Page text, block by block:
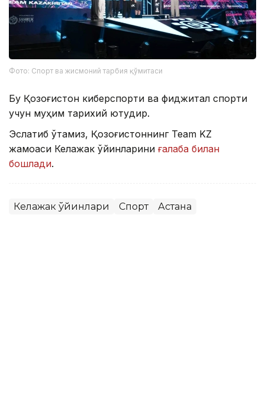
Фото: Спорт ва жисмоний тарбия қўмитаси
Бу Қозоғистон киберспорти ва фиджитал спорти
учун муҳим тарихий ютуқдир.
Эслатиб ўтамиз, Қозоғистоннинг Team KZ
жамоаси Келажак ўйинларини ғалаба билан
бошлади.
Келажак ўйинлари Спорт Астана